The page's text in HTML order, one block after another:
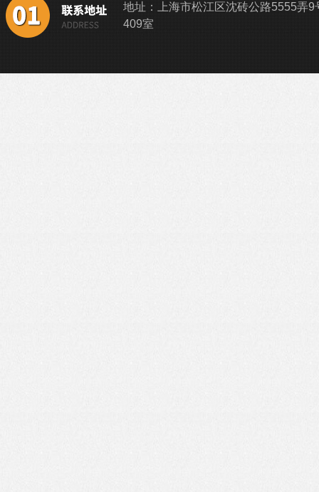
地址：上海市松江区沈砖公路5555弄9
409室